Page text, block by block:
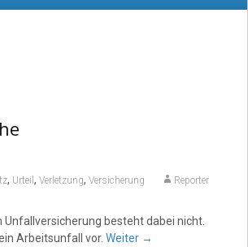
, Urteil , Verletzung, Versicherung Reporter
besteht dabei nicht.
Arbeitsunfall vor. Weiter →